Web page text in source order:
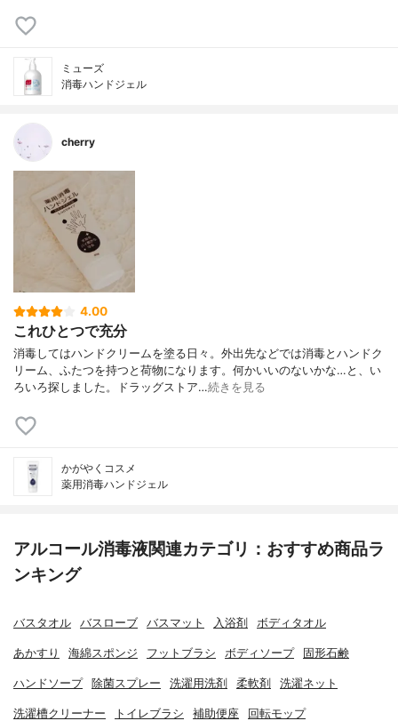
ミューズ
消毒ハンドジェル
cherry
4.00
これひとつで充分
消毒してはハンドクリームを塗る日々。外出先などでは消毒とハンドク
リーム、ふたつを持つと荷物になります。何かいいのないかな…と、い
ろいろ探しました。ドラッグストア…続きを見る
かがやくコスメ
薬用消毒ハンドジェル
アルコール消毒液関連カテゴリ：おすすめ商品ラ
ンキング
バスタオル バスローブ バスマット 入浴剤 ボディタオル
あかすり 海綿スポンジ フットブラシ ボディソープ 固形石鹸
ハンドソープ 除菌スプレー 洗濯用洗剤 柔軟剤 洗濯ネット
洗濯槽クリーナー トイレブラシ 補助便座 回転モップ